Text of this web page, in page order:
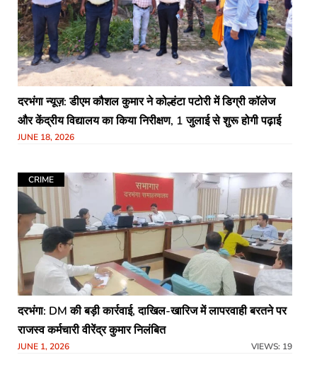
दरभंगा न्यूज़: डीएम कौशल कुमार ने कोल्हंटा पटोरी में डिग्री कॉलेज
और केंद्रीय विद्यालय का किया निरीक्षण, 1 जुलाई से शुरू होगी पढ़ाई
JUNE 18, 2026
CRIME
दरभंगा: DM की बड़ी कार्रवाई, दाखिल-खारिज में लापरवाही बरतने पर
राजस्व कर्मचारी वीरेंद्र कुमार निलंबित
JUNE 1, 2026 VIEWS: 19